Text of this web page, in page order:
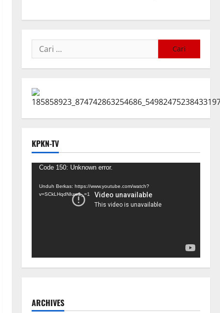
KPKN-TV
Pemutar
Code 150: Unknown error.
Unduh Berkas: https://www.youtube.com/watch?
v=SCkLHqdNIuw&_=1
ARCHIVES